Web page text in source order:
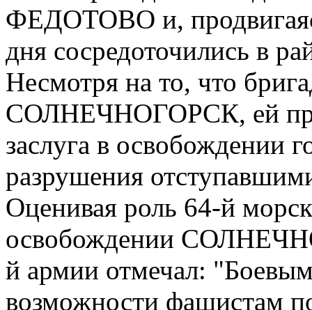
ФЕДОТОВО и,
дня сосредоточились в
Несмотря на то, что
СОЛНЕЧНОГОРСК, ей
заслуга в освобождении
разрушения
Оценивая роль 64-й
освобождении
й армии отмечал:
возможности фашистам